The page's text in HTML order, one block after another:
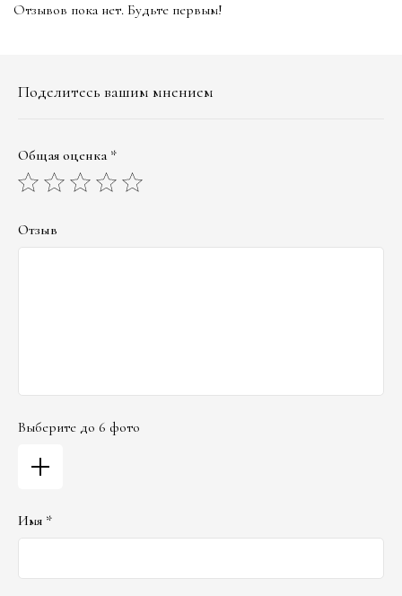
Отзывов пока нет. Будьте первым!
Поделитесь вашим мнением
Общая оценка *
Отзыв
Выберите до 6 фото
Имя *